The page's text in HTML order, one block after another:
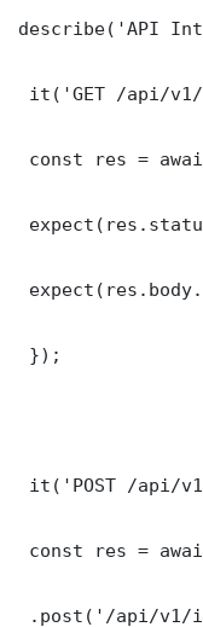
describe('API
it('GET /api/
const res =
});
it('POST /api/
const res =
.post('/api/v1/